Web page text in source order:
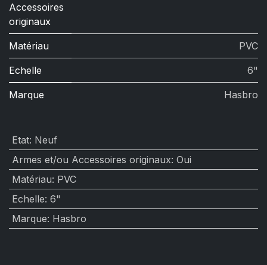
Accessoires
originaux
Matériau PVC
Echelle 6"
Marque Hasbro
Etat: Neuf
Armes et/ou Accessoires originaux: Oui
Matériau: PVC
Echelle: 6"
Marque: Hasbro